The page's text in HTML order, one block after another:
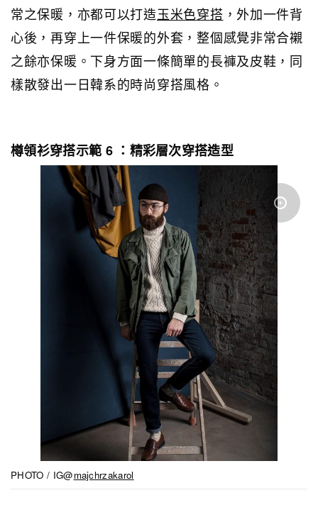
常之保暖，亦都可以打造玉米色穿搭 ，外加一件背
心後，再穿上一件保暖的外套，整個感覺非常合襯
之餘亦保暖。下身方面一條簡單的長褲及皮鞋，同
樣散發出一日韓系的時尚穿搭風格。
樽領衫穿搭示範 6 ：精彩層次穿搭造型
PHOTO / IG@majchrzakarol